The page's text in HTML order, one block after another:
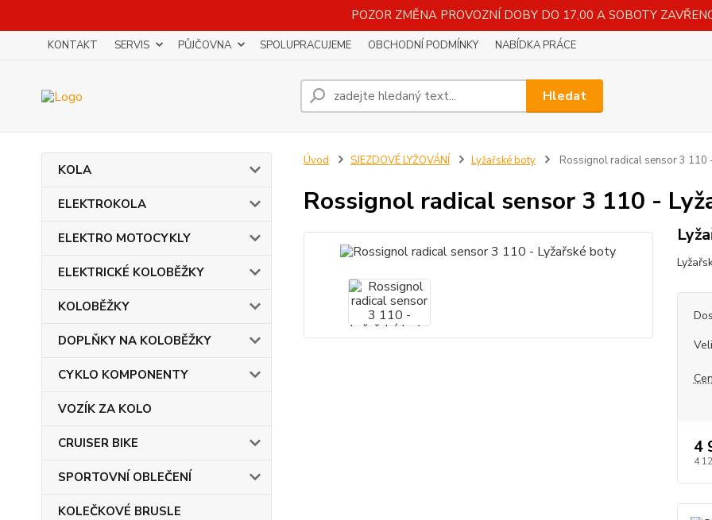
POZOR ZMĚNA PROVOZNÍ DOBY DO 17,00 A SOBOTY
KONTAKT SERVIS PŮJČOVNA SPOLUPRACUJEME OBCHODNÍ PODMÍNKY NABÍDKA PRÁCE
Hledat
KOLA
ELEKTROKOLA
ELEKTRO MOTOCYKLY
ELEKTRICKÉ KOLOBĚŽKY
KOLOBĚŽKY
DOPLŇKY NA KOLOBĚŽKY
CYKLO KOMPONENTY
VOZÍK ZA KOLO
CRUISER BIKE
SPORTOVNÍ OBLEČENÍ
KOLEČKOVÉ BRUSLE
Úvod SJEZDOVÉ LYŽOVÁNÍ Lyžařské boty Rossignol radical sensor 3 110
Rossignol radical sensor 3 110 -
4
4